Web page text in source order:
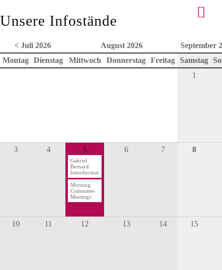
Unsere Infostände
< Juli 2026 August 2026
September
Montag Dienstag Mittwoch Donnerstag Freitag Samstag
1
3 4 5
Gabriel
Bernard:
Introduction
Morning
Committee
Meetings
6 7 8
10 11 12 13 14 15